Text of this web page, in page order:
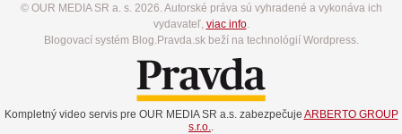
© OUR MEDIA SR a. s. 2026. Autorské práva sú vyhradené a vykonáva ich
vydavateľ, viac info.
Blogovací systém Blog.Pravda.sk beží na technológií Wordpress.
Kompletný video servis pre OUR MEDIA SR a.s. zabezpečuje ARBERTO GROUP
s.r.o..